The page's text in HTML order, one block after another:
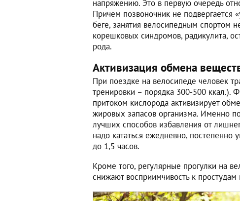
напряжению. Это в первую очередь
Причем позвоночник не подвергается
беге, занятия велосипедным спортом
корешковых синдромов, радикулита,
рода.
Активизация обмена
При поездке на велосипеде человек
тренировки – порядка 300-500 ккал.).
притоком кислорода активизирует
жировых запасов организма. Именно
лучших способов избавления от
надо кататься ежедневно, постепенно
до 1,5 часов.
Кроме того, регулярные прогулки на
снижают восприимчивость к